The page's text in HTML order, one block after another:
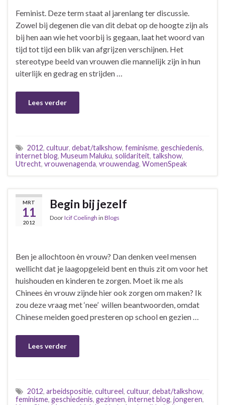
Feminist. Deze term staat al jarenlang ter discussie.
Zowel bij degenen die van dit debat op de hoogte zijn als
bij hen aan wie het voorbij is gegaan, laat het woord van
tijd tot tijd een blik van afgrijzen verschijnen. Het
stereotype beeld van vrouwen die mannelijk zijn in hun
uiterlijk en gedrag en strijden …
Lees verder
2012, cultuur, debat/talkshow, feminisme, geschiedenis,
internet blog, Museum Maluku, solidariteit, talkshow,
Utrecht, vrouwenagenda, vrouwendag, WomenSpeak
MRT
11
2012
Begin bij jezelf
DoorIcif Coelingh in Blogs
Ben je allochtoon èn vrouw? Dan denken veel mensen
wellicht dat je laagopgeleid bent en thuis zit om voor het
huishouden en kinderen te zorgen. Moet ik me als
Chinees èn vrouw zijnde hier ook zorgen om maken? Ik
zou deze vraag met ‘nee’ willen beantwoorden, omdat
Chinese meiden goed presteren op school en gezien …
Lees verder
2012, arbeidspositie, cultureel, cultuur, debat/talkshow,
feminisme, geschiedenis, gezinnen, internet blog, jongeren,